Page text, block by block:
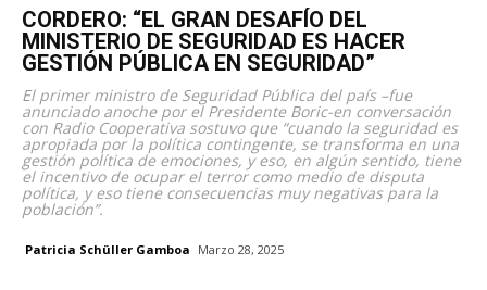
CORDERO: “EL GRAN DESAFÍO DEL
MINISTERIO DE SEGURIDAD ES HACER
GESTIÓN PÚBLICA EN SEGURIDAD”
El primer ministro de Seguridad Pública del país –fue
anunciado anoche por el Presidente Boric-en conversación
con Radio Cooperativa sostuvo que “cuando la seguridad es
apropiada por la política contingente, se transforma en una
gestión política de emociones, y eso, en algún sentido, tiene
el incentivo de ocupar el terror como medio de disputa
política, y eso tiene consecuencias muy negativas para la
población”.
Patricia Schüller Gamboa Marzo 28, 2025